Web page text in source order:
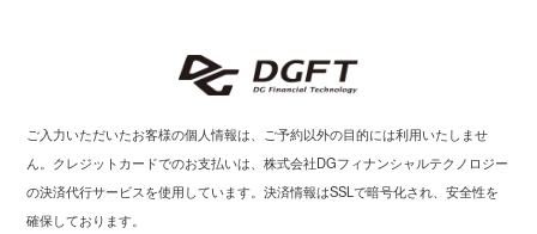
ご入力いただいたお客様の個人情報は、ご予約以外の目的には利用いたしませ
ん。クレジットカードでのお支払いは、株式会社DGフィナンシャルテクノロジー
の決済代行サービスを使用しています。決済情報はSSLで暗号化され、安全性を
確保しております。